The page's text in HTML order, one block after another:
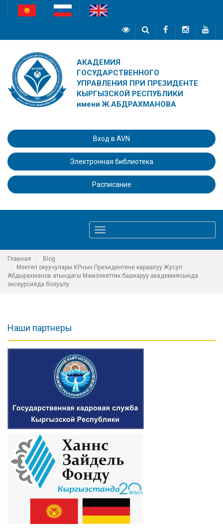
АКАДЕМИЯ
ГОСУДАРСТВЕННОГО
УПРАВЛЕНИЯ ПРИ ПРЕЗИДЕНТЕ
КЫРГЫЗСКОЙ РЕСПУБЛИКИ
имени Ж.АБДРАХМАНОВА
Вход в AVN
Электронная библиотека
Расписание
navigation
Главная
Blog
Мектеп окуучулары КРнын Президентине караштуу Жусуп
Абдырахманов атындагы Мамлекеттик башкаруу академиясында
экскурсияда болушту
Наши партнеры